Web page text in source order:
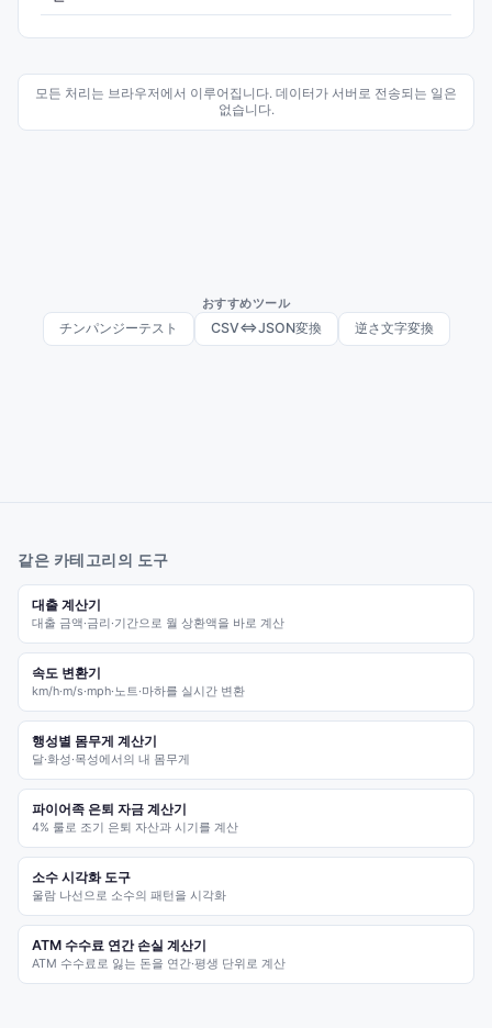
모든 처리는 브라우저에서 이루어집니다. 데이터가 서버로 전송되는 일은
없습니다.
おすすめツール
チンパンジーテスト CSV⇔JSON変換 逆さ文字変換
같은 카테고리의 도구
대출 계산기
대출 금액·금리·기간으로 월 상환액을 바로 계산
속도 변환기
km/h·m/s·mph·노트·마하를 실시간 변환
행성별 몸무게 계산기
달·화성·목성에서의 내 몸무게
파이어족 은퇴 자금 계산기
4% 룰로 조기 은퇴 자산과 시기를 계산
소수 시각화 도구
울람 나선으로 소수의 패턴을 시각화
ATM 수수료 연간 손실 계산기
ATM 수수료로 잃는 돈을 연간·평생 단위로 계산